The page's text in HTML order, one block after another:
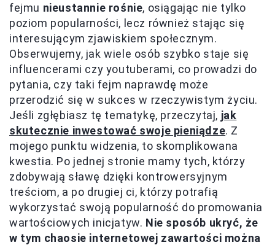
fejmu nieustannie rośnie, osiągając nie tylko
poziom popularności, lecz również stając się
interesującym zjawiskiem społecznym.
Obserwujemy, jak wiele osób szybko staje się
influencerami czy youtuberami, co prowadzi do
pytania, czy taki fejm naprawdę może
przerodzić się w sukces w rzeczywistym życiu.
Jeśli zgłębiasz tę tematykę, przeczytaj, jak
skutecznie inwestować swoje pieniądze. Z
mojego punktu widzenia, to skomplikowana
kwestia. Po jednej stronie mamy tych, którzy
zdobywają sławę dzięki kontrowersyjnym
treściom, a po drugiej ci, którzy potrafią
wykorzystać swoją popularność do promowania
wartościowych inicjatyw. Nie sposób ukryć, że
w tym chaosie internetowej zawartości można